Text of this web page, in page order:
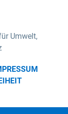
Umwelt,